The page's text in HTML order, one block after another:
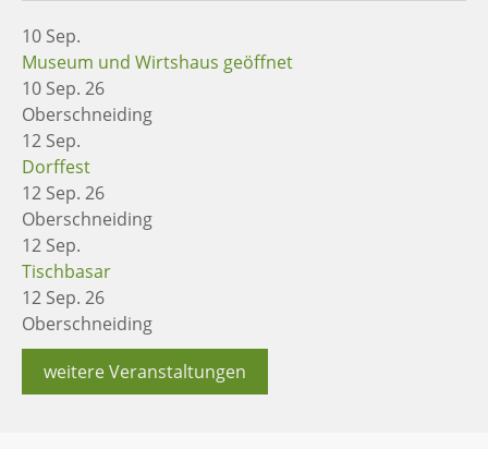
10 Sep.
Museum und Wirtshaus geöffnet
10 Sep. 26
Oberschneiding
12 Sep.
Dorffest
12 Sep. 26
Oberschneiding
12 Sep.
Tischbasar
12 Sep. 26
Oberschneiding
weitere Veranstaltungen